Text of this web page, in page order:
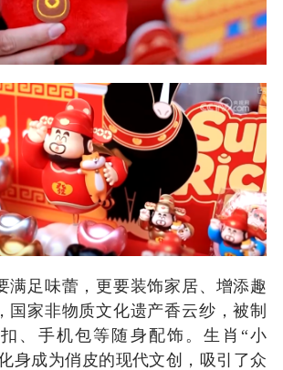
足味蕾，更要装饰家居、增添趣
国家非物质文化遗产香云纱，被制
、手机包等随身配饰。生肖“小
身成为俏皮的现代文创，吸引了众